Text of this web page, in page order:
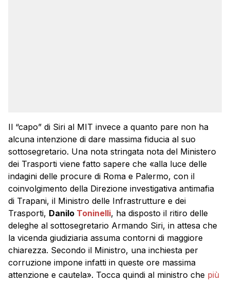
Il “capo” di Siri al MIT invece a quanto pare non ha
alcuna intenzione di dare massima fiducia al suo
sottosegretario. Una nota stringata nota del Ministero
dei Trasporti viene fatto sapere che «alla luce delle
indagini delle procure di Roma e Palermo, con il
coinvolgimento della Direzione investigativa antimafia
di Trapani, il Ministro delle Infrastrutture e dei
Trasporti, Danilo Toninelli, ha disposto il ritiro delle
deleghe al sottosegretario Armando Siri, in attesa che
la vicenda giudiziaria assuma contorni di maggiore
chiarezza. Secondo il Ministro, una inchiesta per
corruzione impone infatti in queste ore massima
attenzione e cautela». Tocca quindi al ministro che più